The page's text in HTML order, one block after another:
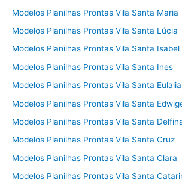
Modelos Planilhas Prontas Vila Santa Maria
Modelos Planilhas Prontas Vila Santa Lúcia
Modelos Planilhas Prontas Vila Santa Isabel
Modelos Planilhas Prontas Vila Santa Ines
Modelos Planilhas Prontas Vila Santa Eulalia
Modelos Planilhas Prontas Vila Santa
Modelos Planilhas Prontas Vila Santa
Modelos Planilhas Prontas Vila Santa Cruz
Modelos Planilhas Prontas Vila Santa Clara
Modelos Planilhas Prontas Vila Santa